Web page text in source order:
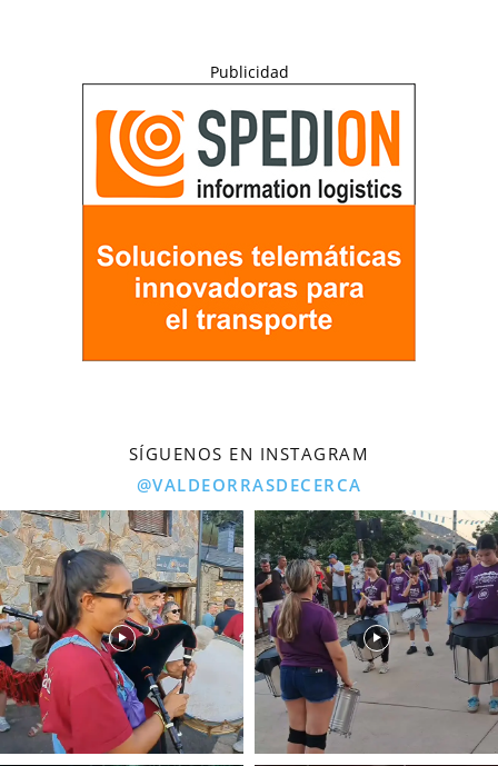
Publicidad
SÍGUENOS EN INSTAGRAM
@VALDEORRASDECERCA